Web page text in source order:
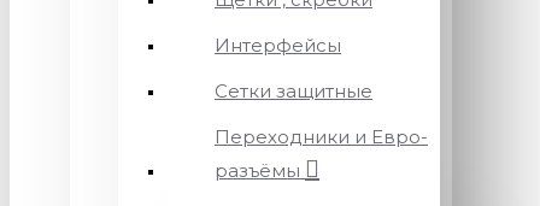
Интерфейсы
Сетки защитные
Переходники и Евро-
разъёмы